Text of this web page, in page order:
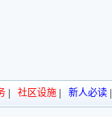
社区设施 新人必读